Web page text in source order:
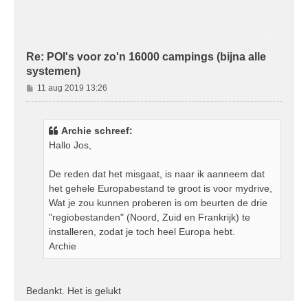
Re: POI's voor zo'n 16000 campings (bijna alle
systemen)
B
e
11 aug 2019 13:26
Archie schreef:
Hallo Jos,
De reden dat het misgaat, is naar ik aanneem dat
het gehele Europabestand te groot is voor mydrive,
Wat je zou kunnen proberen is om beurten de drie
"regiobestanden" (Noord, Zuid en Frankrijk) te
installeren, zodat je toch heel Europa hebt.
Archie
Bedankt. Het is gelukt